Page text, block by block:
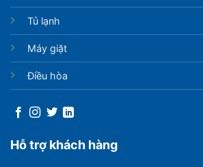
Tủ lạnh
Máy giặt
Điều hòa
Hỗ trợ khách hàng